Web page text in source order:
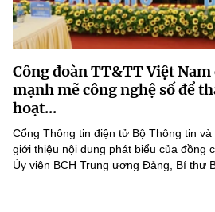
Tiêu chuẩn, đo lường, chất
Năng lượng nguyên tử
Voice
Nhiệm vụ trọng tâm
Chọn ngôn ngữ
Công đoàn TT&TT Việt
mạnh mẽ công nghệ số để
hoạt...
Cổng Thông tin điện tử Bộ Thông tin
giới thiệu nội dung phát biểu của đồng
Ủy viên BCH Trung ương Đảng, Bí thư